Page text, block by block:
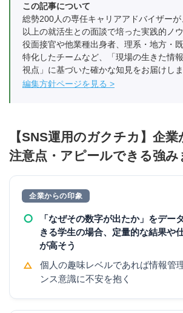
この記事について
総勢200人の専任キャリアアドバイザー
以上の就活生との面談で培った実践的ノ
役面接官や他業種出身者、理系・地方・
特化したチームなど、「現場の生きた情
視点」に基づいた確かな知見をお届けしま
編集方針ページを見る
【SNS運用のガクチカ】企業
注意点・アピールできる強み
企業からの印象
○
「なぜその数字が出たか」をデー
きる学生の場合、定量的な結果や
が高そう
△
個人の趣味レベルであれば情報管
ンス意識に不安を抱く